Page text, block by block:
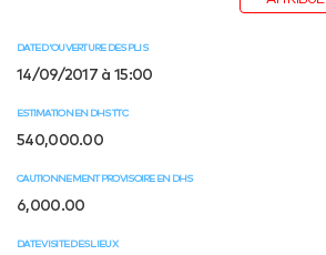
DATE D'OUVERTURE DES PLIS
14/09/2017 à 15:00
ESTIMATION EN DHS TTC
540,000.00
CAUTIONNEMENT PROVISOIRE EN DHS
6,000.00
DATE VISITE DES LIEUX